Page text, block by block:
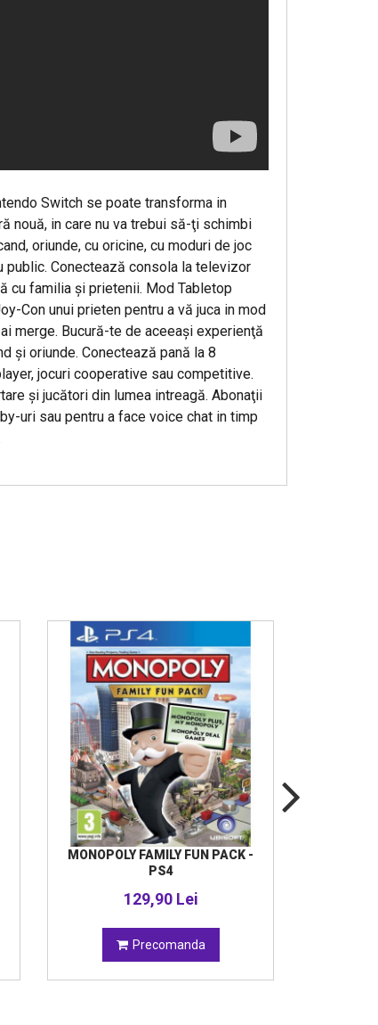
Switch se poate transforma in
nouă, in care nu va trebui să-ţi schimbi
oriunde, cu oricine, cu moduri de joc
public. Conectează consola la televizor
cu familia şi prietenii. Mod Tabletop
Con unui prieten pentru a vă juca in mod
merge. Bucură-te de aceeaşi experienţă
şi oriunde. Conectează pană la 8
jocuri cooperative sau competitive.
şi jucători din lumea intreagă. Abonaţii
uri sau pentru a face voice chat in timp
MONOPOLY FAMILY FUN PACK -
PS4
129,90 Lei
Precomanda